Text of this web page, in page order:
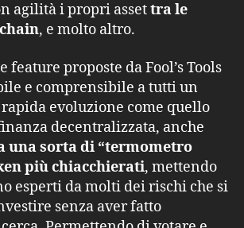
agilità i propri assettra le
, e molto altro.
feature proposte da Fool’s Tools
e comprensibile a tutti un
evoluzione come quello
decentralizzata, anche
una sorta di “termometro
più chiacchierati, mettendo
esperti da molti dei rischi che si
senza aver fatto